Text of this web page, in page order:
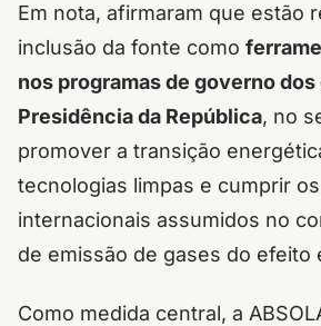
Em nota, afirmaram que estão
inclusão da fonte como
nos programas de governo
Presidência da República, no
promover a transição
tecnologias limpas e cumprir
internacionais assumidos no
de emissão de gases do efeito
Como medida central, a